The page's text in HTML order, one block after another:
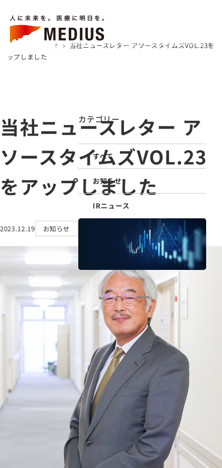
キーワードから検索
ホーム
お知らせ
医療トピックス
「アソース タイムズ」
医療関係者の皆様へ
お問い合わせ
採用情報
サステナビリティ
ASOURCE DATABASE
企業情報 事業内容 サステナビリティ お知らせ IR情報 医療関係者の皆様へ 採用情報
ホーム お知らせ chevron_right
当社ニュースレター アソースタイムズVOL.23を
アップしました
当社ニュースレター ア
ソースタイムズVOL.23
をアップしました
2023.12.19 お知らせ
カテゴリー
すべて
お知らせ
IRニュース
IR情報